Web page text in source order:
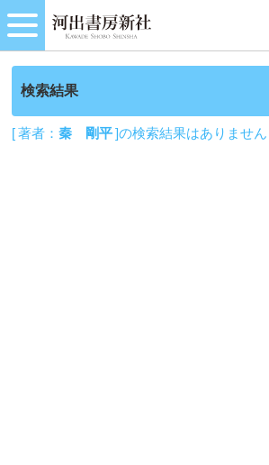
検索結果
[ 著者：秦 剛平]の検索結果はありません